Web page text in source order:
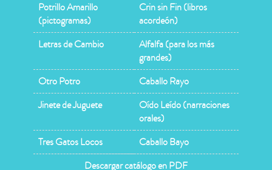
Potrillo Amarillo
(pictogramas)
Crin sin Fin (libros
acordeón)
Letras de Cambio
Alfalfa (para los más
grandes)
Otro Potro
Caballo Rayo
Jinete de Juguete
Oído Leído (narraciones
orales)
Tres Gatos Locos
Caballo Bayo
Descargar catálogo en PDF